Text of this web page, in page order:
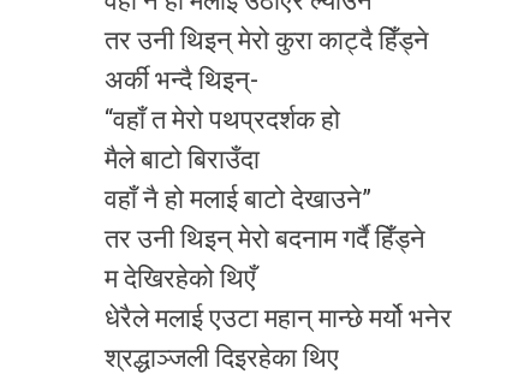
तर उनी थिइन् मेरो कुरा काट्दै हिँड्ने
अर्की भन्दै थिइन्-
“वहाँ त मेरो पथप्रदर्शक हो
मैले बाटो बिराउँदा
वहाँ नै हो मलाई बाटो देखाउने”
तर उनी थिइन् मेरो बदनाम गर्दै हिँड्ने
म देखिरहेको थिएँ
धेरैले मलाई एउटा महान् मान्छे मर्यो भनेर
श्रद्धाञ्जली दिइरहेका थिए